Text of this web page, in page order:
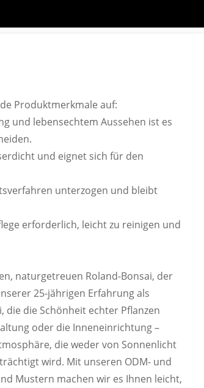
Produktmerkmale auf:
und lebensechtem Aussehen ist es
und eignet sich für den
unterzogen und bleibt
erforderlich, leicht zu reinigen und
naturgetreuen Roland-Bonsai, der
25-jährigen Erfahrung als
die Schönheit echter Pflanzen
oder die Inneneinrichtung –
die weder von Sonnenlicht
wird. Mit unseren ODM- und
Mustern machen wir es Ihnen leicht,
MODELLE
Blumensträuße individuell
INDIVIDUELL